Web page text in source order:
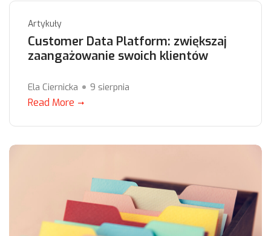
Artykuły
Customer Data Platform: zwiększaj
zaangażowanie swoich klientów
Ela Ciernicka 9 sierpnia
Read More